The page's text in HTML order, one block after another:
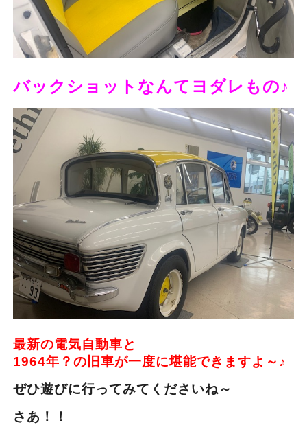
バックショットなんてヨダレもの♪
最新の電気自動車と
1964年？の旧車が一度に堪能できますよ～♪
ぜひ遊びに行ってみてくださいね～
さあ！！